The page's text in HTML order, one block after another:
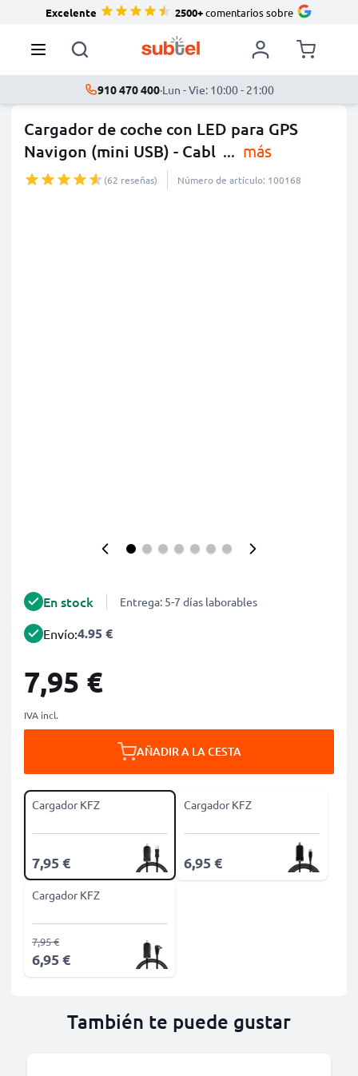
Excelente 2500+comentarios sobre
910 470 400·Lun - Vie: 10:00 - 21:00
Cargador de coche con LED para GPS
Navigon (mini USB) - Cabl ... más
(62 reseñas) Número de artículo: 100168
En stock Entrega: 5-7 días laborables
Envío:4.95 €
7,95 €
IVA incl.
AÑADIR A LA CESTA
Cargador KFZ
7,95 €
Cargador KFZ
6,95 €
Cargador KFZ
6,95 €
7,95 €
También te puede gustar